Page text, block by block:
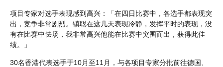
项目专家对选手表现感到高兴：「在四日比赛中，各选手都表现突
出，竞争非常剧烈。镇聪在这几天表现冷静，发挥平时的表现，没
有在比赛中怯场，我非常高兴他能在比赛中突围而出，获得此佳
绩。」
30名香港代表选手于10月至11月，与各项目专家分批前往德国、